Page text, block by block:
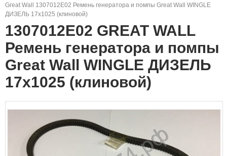
Great Wall 1307012E02 Ремень генератора и помпы Great Wall WINGLE
ДИЗЕЛЬ 17х1025 (клиновой)
1307012E02 GREAT WALL
Ремень генератора и помпы
Great Wall WINGLE ДИЗЕЛЬ
17х1025 (клиновой)